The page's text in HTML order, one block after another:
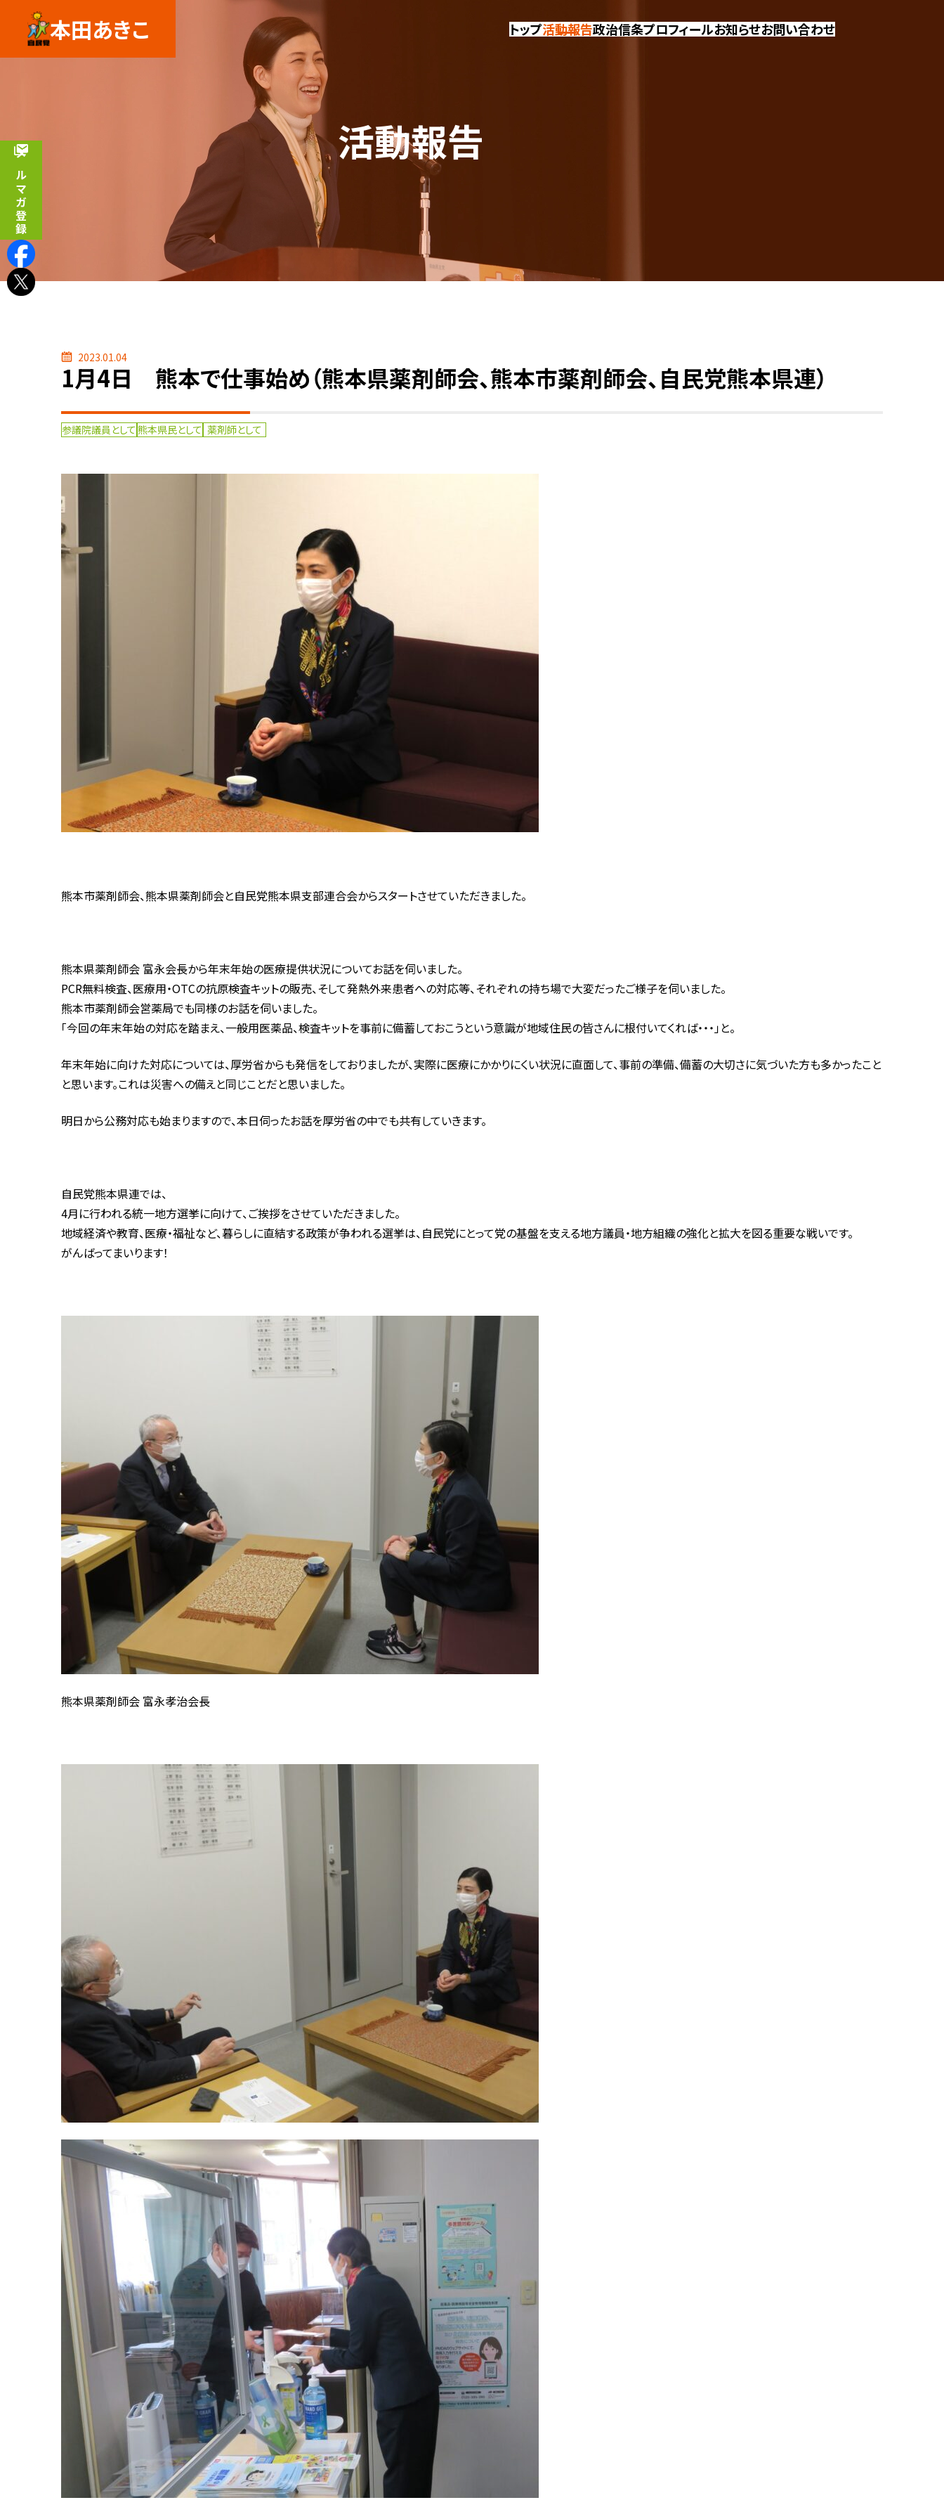
本田あきこ トップ活動報告政治信条プロフィールお知らせお問い合わせ
活動報告
メルマガ登録
2023.01.04
1月4日 熊本で仕事始め（熊本県薬剤師会、熊本市薬剤師会、自民党熊本県連）
参議院議員として 熊本県民として 薬剤師として
熊本市薬剤師会、熊本県薬剤師会と自民党熊本県支部連合会からスタートさせていただきました。
熊本県薬剤師会 富永会長から年末年始の医療提供状況についてお話を伺いました。
PCR無料検査、医療用・OTCの抗原検査キットの販売、そして発熱外来患者への対応等、それぞれの持ち場で大変だったご様子を伺いました。
熊本市薬剤師会営薬局でも同様のお話を伺いました。
「今回の年末年始の対応を踏まえ、一般用医薬品、検査キットを事前に備蓄しておこうという意識が地域住民の皆さんに根付いてくれば・・・」と。
年末年始に向けた対応については、厚労省からも発信をしておりましたが、実際に医療にかかりにくい状況に直面して、事前の準備、備蓄の大切さに気づいた方も多かったこと
と思います。これは災害への備えと同じことだと思いました。
明日から公務対応も始まりますので、本日伺ったお話を厚労省の中でも共有していきます。
自民党熊本県連では、
4月に行われる統一地方選挙に向けて、ご挨拶をさせていただきました。
地域経済や教育、医療・福祉など、暮らしに直結する政策が争われる選挙は、自民党にとって党の基盤を支える地方議員・地方組織の強化と拡大を図る重要な戦いです。
がんばってまいります！
熊本県薬剤師会 富永孝治会長